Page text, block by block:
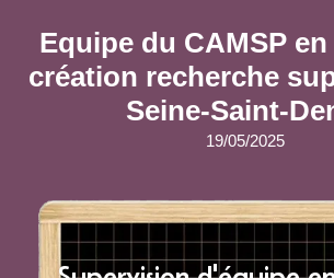
Equipe du CAMSP
création recherche
Seine-Saint-
19/05/2025